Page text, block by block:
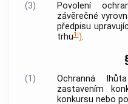
(3)
Povolení
závěrečné
předpisu
trhu1i).
(1)
Ochranná
zastavením
konkursu nebo